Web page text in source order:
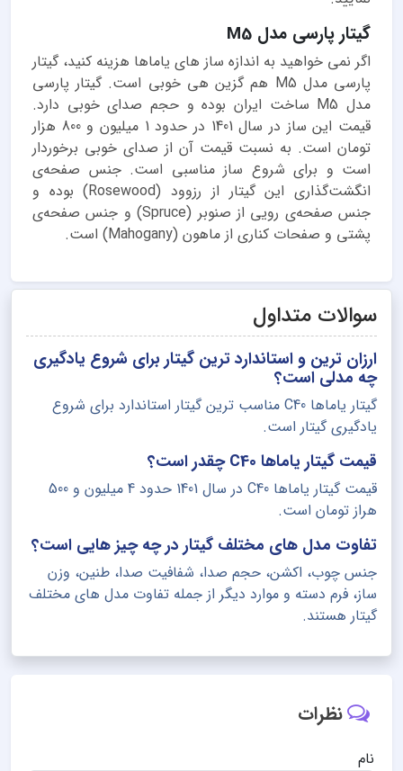
گیتار پارسی مدل M5
اگر نمی خواهید به اندازه ساز های یاماها هزینه کنید، گیتار
پارسی مدل M5 هم گزین هی خوبی است. گیتار پارسی
مدل M5 ساخت ایران بوده و حجم صدای خوبی دارد.
قیمت این ساز در سال 1401 در حدود 1 میلیون و 800 هزار
تومان است. به نسبت قیمت آن از صدای خوبی برخوردار
است و برای شروع ساز مناسبی است. جنس صفحه‌ی
انگشت‌گذاری این گیتار از رزوود (Rosewood) بوده و
جنس صفحه‌ی رویی از صنوبر (Spruce) و جنس صفحه‌ی
پشتی و صفحات کناری از ماهون (Mahogany) است.
سوالات متداول
ارزان ترین و استاندارد ترین گیتار برای شروع یادگیری
چه مدلی است؟
گیتار یاماها C40 مناسب ترین گیتار استاندارد برای شروع
یادگیری گیتار است.
قیمت گیتار یاماها C40 چقدر است؟
قیمت گیتار یاماها C40 در سال 1401 حدود 4 میلیون و 500
هراز تومان است.
تفاوت مدل های مختلف گیتار در چه چیز هایی است؟
جنس چوب، اکشن، حجم صدا، شفافیت صدا، طنین، وزن
ساز، فرم دسته و موارد دیگر از جمله تفاوت مدل های مختلف
گیتار هستند.
نظرات
نام